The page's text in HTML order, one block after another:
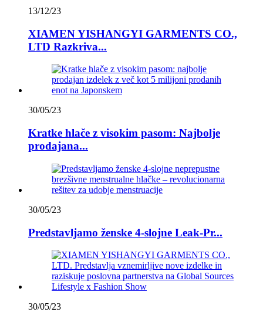
13/12/23
XIAMEN YISHANGYI GARMENTS CO.,
LTD Razkriva...
30/05/23
Kratke hlače z visokim pasom: Najbolje
prodajana...
30/05/23
Predstavljamo ženske 4-slojne Leak-Pr...
30/05/23